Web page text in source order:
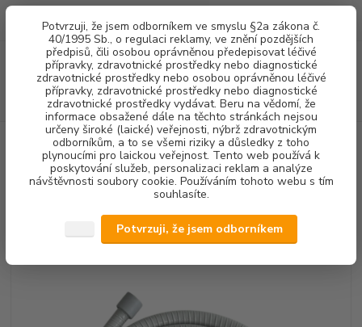
Potvrzuji, že jsem odborníkem ve smyslu §2a zákona č.
40/1995 Sb., o regulaci reklamy, ve znění pozdějších
předpisů, čili osobou oprávněnou předepisovat léčivé
přípravky, zdravotnické prostředky nebo diagnostické
zdravotnické prostředky nebo osobou oprávněnou léčivé
přípravky, zdravotnické prostředky nebo diagnostické
zdravotnické prostředky vydávat. Beru na vědomí, že
informace obsažené dále na těchto stránkách nejsou
určeny široké (laické) veřejnosti, nýbrž zdravotnickým
odborníkům, a to se všemi riziky a důsledky z toho
plynoucími pro laickou veřejnost. Tento web používá k
poskytování služeb, personalizaci reklam a analýze
návštěvnosti soubory cookie. Používáním tohoto webu s tím
souhlasíte.
Potvrzuji, že jsem odborníkem
Menu
CZK
Hledat
(Po-Pá, 8-16 hod.)
za0,00 Kč
STOMATOLOGICKÉ SOUPRAVY + NÁHRADNÍ DÍLY
NÁHRADNÍ
DÍLY SÁNÍ
HADICE
Odsávací hadice D=10 mm kompletní pro
Stomadent
Odsávací hadice D=10 mm
kompletní pro Stomadent